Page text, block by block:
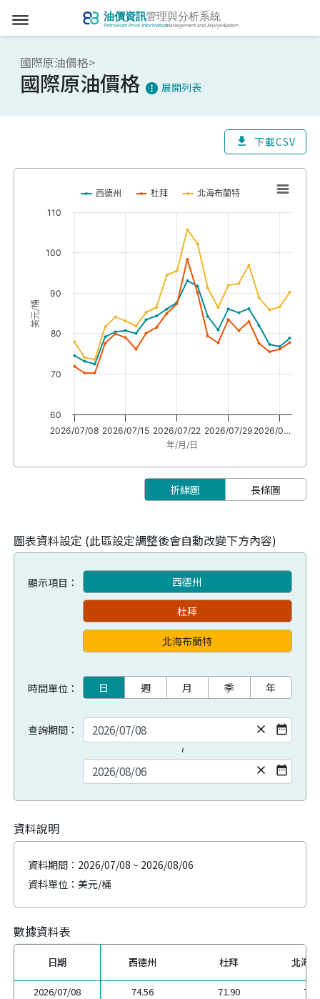
dehaze
國際原油價格>
國際原油價格 more_vert 展開列表
download 下載CSV
年/月/日
美元/桶
西德州 杜拜 北海布蘭特
2026/07/08 2026/07/15 2026/07/22 2026/07/29 2026/0…
60
70
80
90
100
110
折線圖 長條圖
圖表資料設定 (此區設定調整後會自動改變下方內容)
顯示項目： 西德州
杜拜
北海布蘭特
時間單位： 日 週 月 季 年
查詢期間： clear date_range
clear date_range
~
資料說明
資料期間： 2026/07/08 ~ 2026/08/06
資料單位：美元/桶
數據資料表
日期
2026/07/08
日期 西德州 杜拜 北海
2026/07/08 74.56 71.90